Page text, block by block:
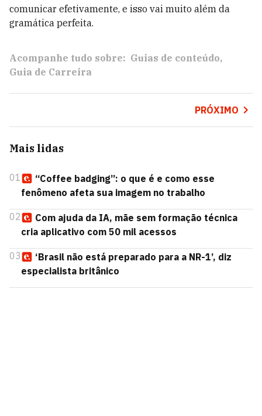
comunicar efetivamente, e isso vai muito além da
gramática perfeita.
Acompanhe tudo sobre: Guias de conteúdo
Guia de Carreira
PRÓXIMO
Mais lidas
01
“Coffee badging”: o que é e como esse
fenômeno afeta sua imagem no trabalho
02
Com ajuda da IA, mãe sem formação técnica
cria aplicativo com 50 mil acessos
03
‘Brasil não está preparado para a NR-1’, diz
especialista britânico